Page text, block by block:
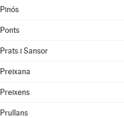
Pinós
Ponts
Prats i Sansor
Preixana
Preixens
Prullans